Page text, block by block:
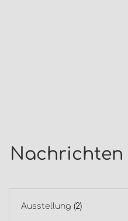
Nachrichten
Ausstellung (2)